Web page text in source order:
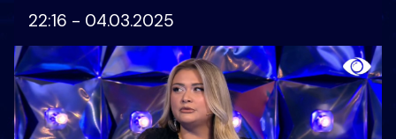
22:16 - 04.03.2025